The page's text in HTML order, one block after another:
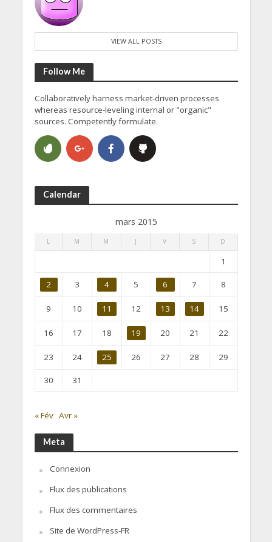
VIEW ALL POSTS
Follow Me
Collaboratively harness market-driven processes
whereas resource-leveling internal or "organic"
sources. Competently formulate.
Calendar
mars 2015
L M M J V S D
1
2 3 4 5 6 7 8
9 10 11 12 13 14 15
16 17 18 19 20 21 22
23 24 25 26 27 28 29
30 31
« Fév Avr »
Meta
Connexion
Flux des publications
Flux des commentaires
Site de WordPress-FR